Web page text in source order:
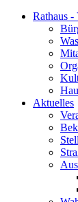
Rathaus -
Aktuelles